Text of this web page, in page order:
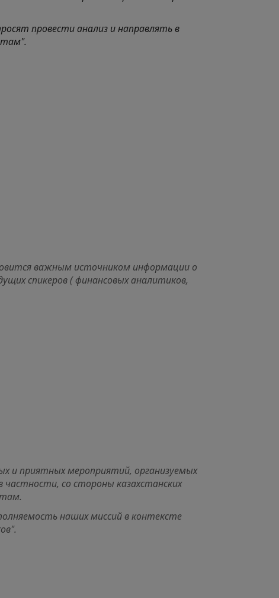
провести анализ и направлять в
г. Астана
важным источником информации о
спикеров ( финансовых аналитиков,
и приятных мероприятий, организуемых
частности, со стороны казахстанских
наших миссий в контексте